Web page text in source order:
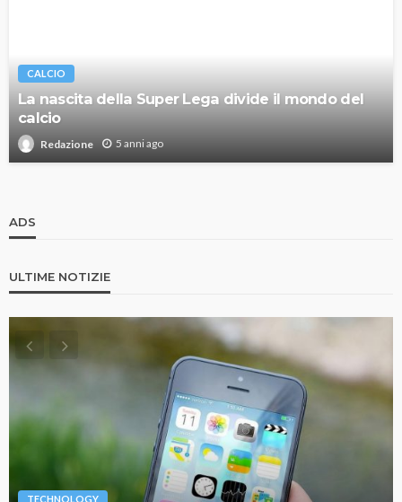
CALCIO
La nascita della Super Lega divide il mondo del
calcio
Redazione 5 anni ago
ADS
ULTIME NOTIZIE
TECHNOLOGY